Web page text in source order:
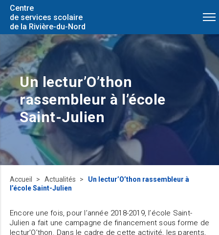
Centre
de services scolaire
de la Rivière-du-Nord
Un lectur’O’thon
rassembleur à l’école
Saint-Julien
Accueil Actualités
Un lectur’O’thon rassembleur à
l’école Saint-Julien
Encore une fois, pour l’année 2018-2019, l’école Saint-
Julien a fait une campagne de financement sous forme de
lectur’O’thon. Dans le cadre de cette activité, les parents,